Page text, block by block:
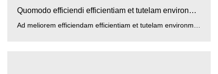
Quomodo efficiendi efficientiam et tutelam environmenta...